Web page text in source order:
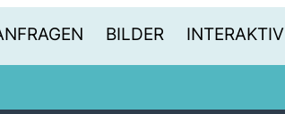
BILDER INTERAKTIV